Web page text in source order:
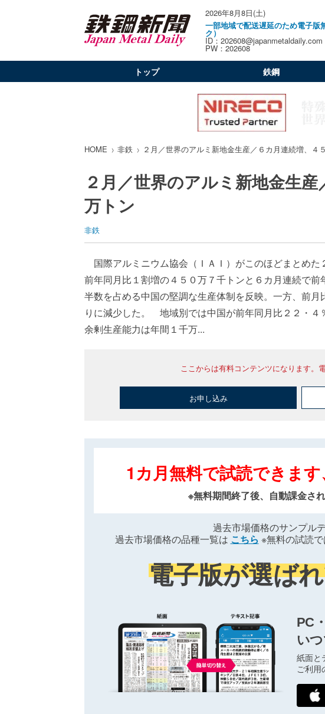
2026年8月8日(土)
一部地域で配送遅延のため電子版
ク）
ID：202608@japanmetaldaily.com
PW：202608
トップ 鉄鋼
HOME 非鉄 ２月／世界のアルミ新地金生産／６カ月連続増、４
２月／世界のアルミ新地金生
万トン
非鉄
国際アルミニウム協会（ＩＡＩ）がこのほどまとめた
前年同月比１割増の４５０万７千トンと６カ月連続で
半数を占める中国の堅調な生産体制を反映。一方、前
りに減少した。 地域別では中国が前年同月比２２・４
余剰生産能力は年間１千万...
ここからは有料コンテンツになります。
お申し込み
1カ月無料で試読できま
※無料期間終了後、自動課金さ
過去市場価格のサンプル
過去市場価格の品種一覧は こちら ※無料の試読
電子版が選ば
PC
い
紙面と
ご利用